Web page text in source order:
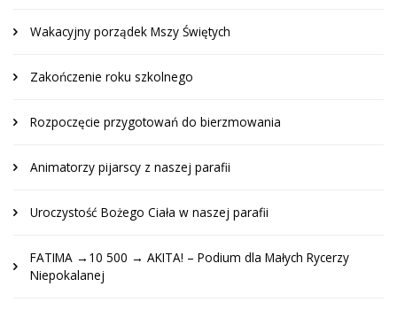
Wakacyjny porządek Mszy Świętych
Zakończenie roku szkolnego
Rozpoczęcie przygotowań do bierzmowania
Animatorzy pijarscy z naszej parafii
Uroczystość Bożego Ciała w naszej parafii
FATIMA →10 500 → AKITA! – Podium dla Małych Rycerzy
Niepokalanej